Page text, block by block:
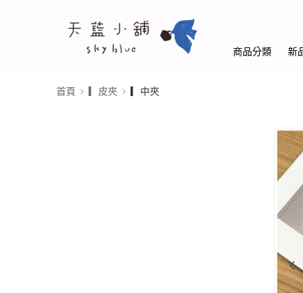
商品分類 新
首頁 ▎皮夾 ▎中夾